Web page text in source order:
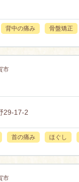
背中の痛み 骨盤矯正
市
29-17-2
首の痛み ほぐし
市